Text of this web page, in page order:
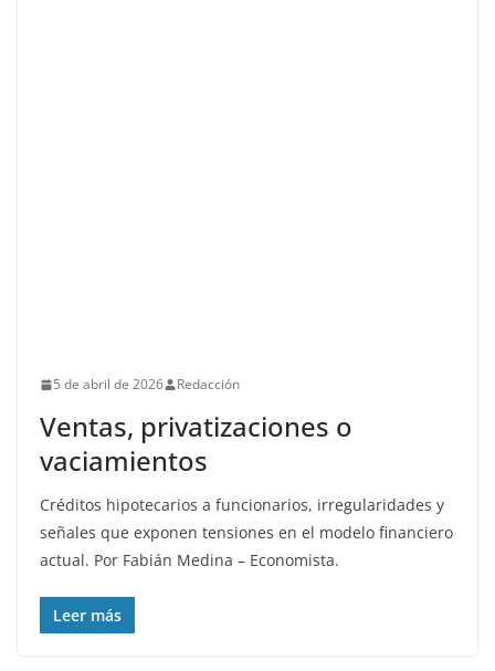
5 de abril de 2026 Redacción
Ventas, privatizaciones o
vaciamientos
Créditos hipotecarios a funcionarios, irregularidades y
señales que exponen tensiones en el modelo financiero
actual. Por Fabián Medina – Economista.
Leer más